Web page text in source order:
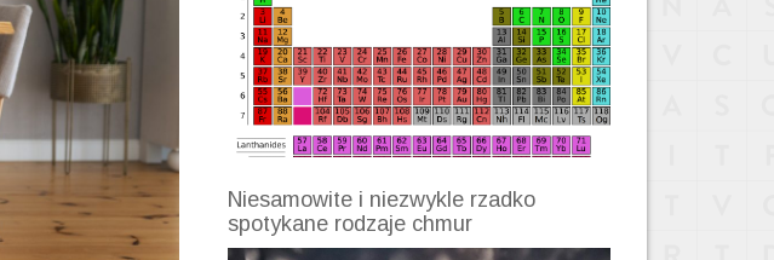
Niesamowite i niezwykle rzadko
spotykane rodzaje chmur